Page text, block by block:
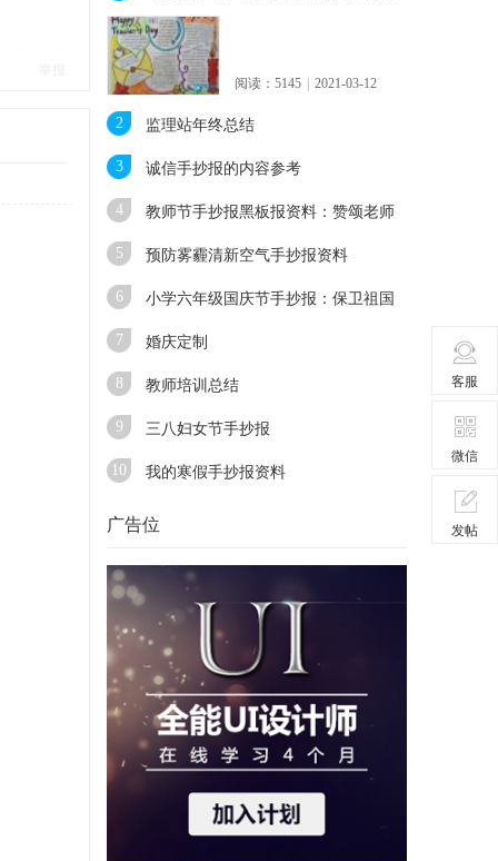
客服
微信
发帖
阅读：5145 2021-03-12
2 监理站年终总结
3 诚信手抄报的内容参考
4
教师节手抄报黑板报资料：赞颂老师
5
预防雾霾清新空气手抄报资料
6 小学六年级国庆节手抄报：保卫祖国
7 婚庆定制
8 教师培训总结
9 三八妇女节手抄报
10 我的寒假手抄报资料
广告位